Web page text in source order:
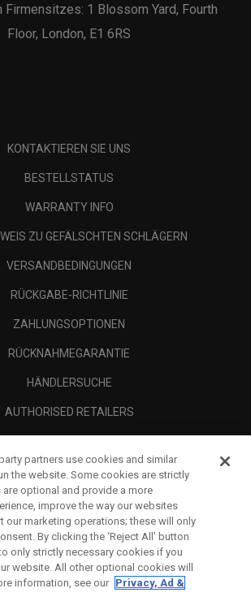
Firmensitzes: 1 Blossom Yard, Fourth
Floor, London, E1 6RS
KONTAKTIEREN SIE UNS
BESTELLSTATUS
WARRANTY INFO
ZU GEFÄLSCHTEN SCHLÄGERN
VERSANDBEDINGUNGEN
RÜCKGABE-RICHTLINIE
ZAHLUNGSOPTIONEN
RÜCKNAHMEGARANTIE
HÄNDLERSUCHE
AUTHORISED RETAILERS
RECHTLICHES-
partners use cookies and similar
the website. Some cookies are strictly
are optional and provide a more
improve the way our websites
our marketing operations; these will only
By clicking the ‘Reject All' button
only strictly necessary cookies if you
website. All other optional cookies will
information, see our Privacy, Ad &